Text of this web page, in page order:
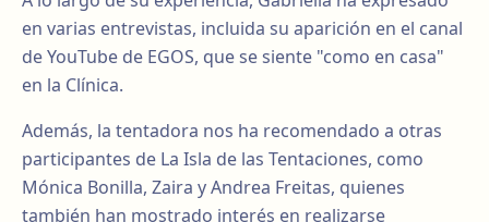
en varias entrevistas, incluida su aparición en el canal
de YouTube de EGOS, que se siente "como en casa"
en la Clínica.
Además, la tentadora nos ha recomendado a otras
participantes de La Isla de las Tentaciones, como
Mónica Bonilla, Zaira y Andrea Freitas, quienes
también han mostrado interés en realizarse